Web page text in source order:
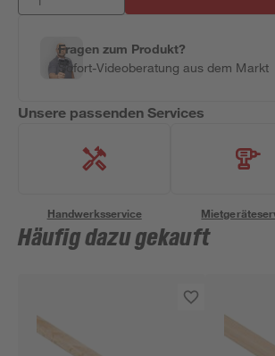
Fragen zum Produkt?
Sofort-Videoberatung aus dem Markt
Unsere passenden Services
Handwerksservice
Häufig dazu gekauft